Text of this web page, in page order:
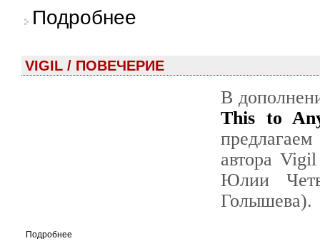
Подробнее
VIGIL / ПОВЕЧЕРИЕ
В
This to
автора
Юлии
Голышева).
Подробнее